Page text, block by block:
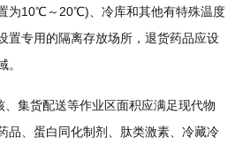
为10℃～20℃)、冷库和其他有特殊温度
置专用的隔离存放场所，退货药品应设
。
集货配送等作业区面积应满足现代物
品、蛋白同化制剂、肽类激素、冷藏冷